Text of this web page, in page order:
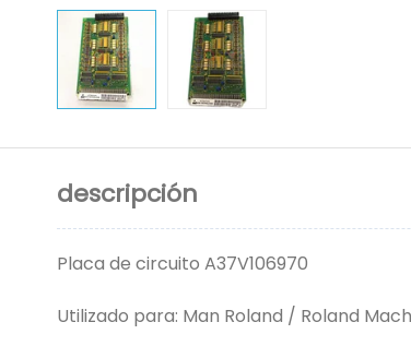
descripción
Placa de circuito A37V106970
Utilizado para: Man Roland / Roland